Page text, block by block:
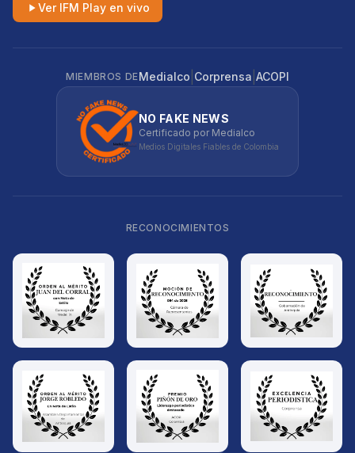
Ver IFM Play en vivo
MIEMBROS DEMedialco Corprensa ACOPI
NO FAKE NEWS
Certificado por Medialco
Medios Digitales Fiables de Colombia
RECONOCIMIENTOS